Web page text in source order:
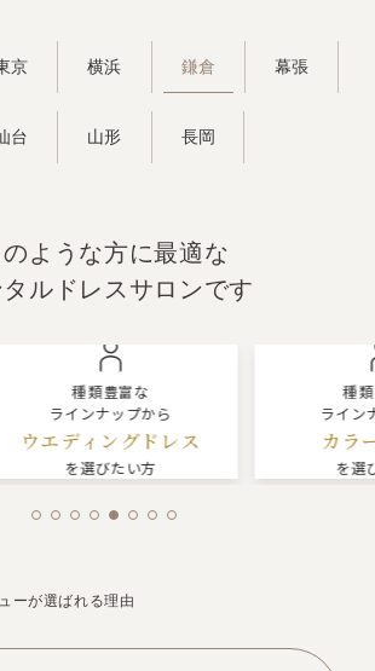
京 横浜 鎌倉 幕張
台 山形 長岡
ような方に最適な
ルドレスサロンです
種類豊富な
ラインナップから
ウエディングドレス
を選びたい方
種類
ライン
カラ
を選
ーが選ばれる理由